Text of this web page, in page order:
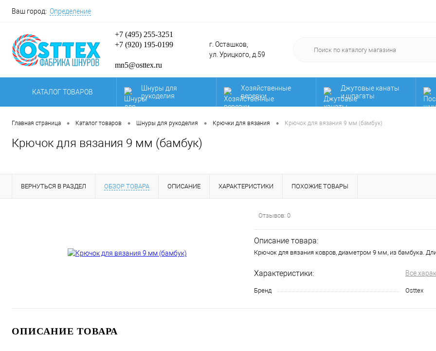
Ваш город: Определение
+7 (495) 255-3251
+7 (920) 195-0199
mn5@osttex.ru
г. Осташков,
ул. Урицкого, д.59
КАТАЛОГ ТОВАРОВ
Шнуры для
рукоделия
Хозяйственные
веревки
Джутовые канаты
и шпагаты
образцы нашей
продукции.
Мега распродажа!
мочалок! Акция!
Паракорд
Шнуры для
полиграфии
Главная страница • Каталог товаров • Шнуры для рукоделия • Крючки для вязания • Крючок для вязания 9 мм (бамбук)
Крючок для вязания 9 мм (бамбук)
ВЕРНУТЬСЯ В РАЗДЕЛ ОБЗОР ТОВАРА ОПИСАНИЕ ХАРАКТЕРИСТИКИ ПОХОЖИЕ ТОВАРЫ
Отзывов: 0
Описание товара:
Крючок для вязания ковров, диаметром 9 мм, из бамбука.
Характеристики: Все
Бренд Osttex
ОПИСАНИЕ ТОВАРА